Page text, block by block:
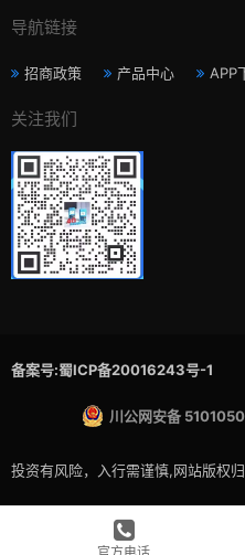
导航链接
招商政策 产品中心 APP
关注我们
备案号:蜀ICP备20016243号-1
川公网安备
投资有风险，入行需谨慎,网站版权